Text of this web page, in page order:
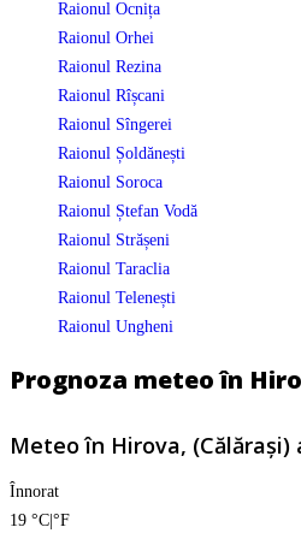
Raionul Ocnița
Raionul Orhei
Raionul Rezina
Raionul Rîșcani
Raionul Sîngerei
Raionul Șoldănești
Raionul Soroca
Raionul Ștefan Vodă
Raionul Strășeni
Raionul Taraclia
Raionul Telenești
Raionul Ungheni
Prognoza meteo în
Meteo în Hirova, (Călărași)
Înnorat
19 °C °F